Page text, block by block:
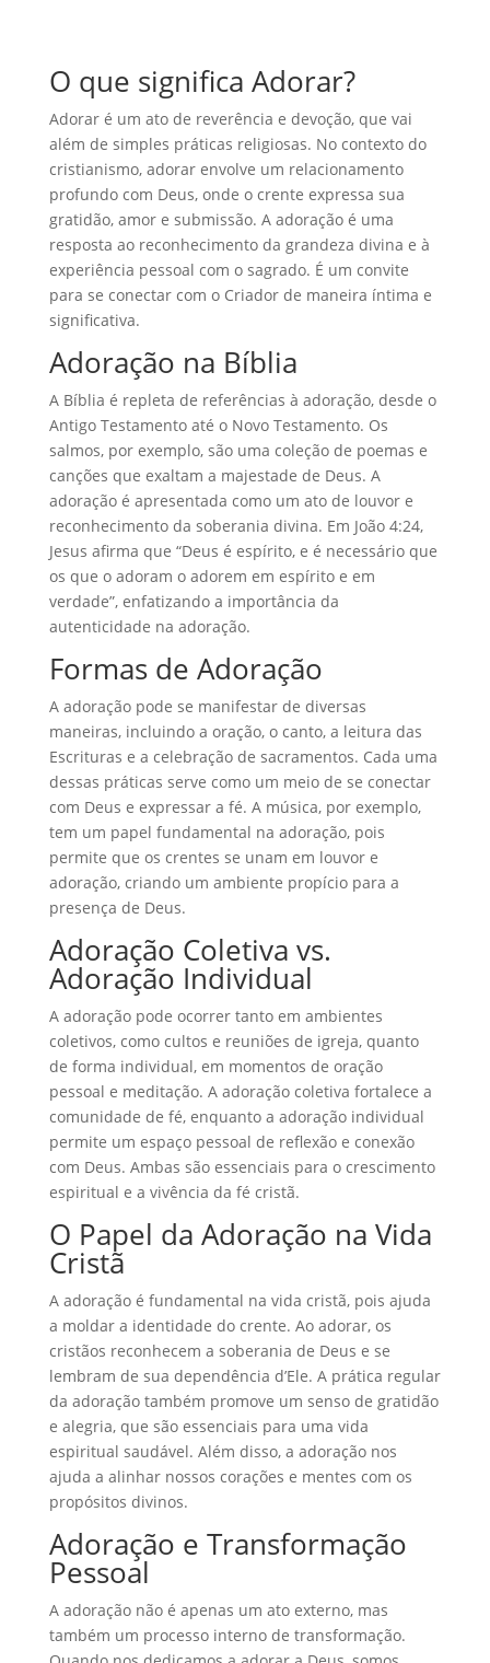
O que significa Adorar?
Adorar é um ato de reverência e devoção, que vai
além de simples práticas religiosas. No contexto do
cristianismo, adorar envolve um relacionamento
profundo com Deus, onde o crente expressa sua
gratidão, amor e submissão. A adoração é uma
resposta ao reconhecimento da grandeza divina e à
experiência pessoal com o sagrado. É um convite
para se conectar com o Criador de maneira íntima e
significativa.
Adoração na Bíblia
A Bíblia é repleta de referências à adoração, desde o
Antigo Testamento até o Novo Testamento. Os
salmos, por exemplo, são uma coleção de poemas e
canções que exaltam a majestade de Deus. A
adoração é apresentada como um ato de louvor e
reconhecimento da soberania divina. Em João 4:24,
Jesus afirma que “Deus é espírito, e é necessário que
os que o adoram o adorem em espírito e em
verdade”, enfatizando a importância da
autenticidade na adoração.
Formas de Adoração
A adoração pode se manifestar de diversas
maneiras, incluindo a oração, o canto, a leitura das
Escrituras e a celebração de sacramentos. Cada uma
dessas práticas serve como um meio de se conectar
com Deus e expressar a fé. A música, por exemplo,
tem um papel fundamental na adoração, pois
permite que os crentes se unam em louvor e
adoração, criando um ambiente propício para a
presença de Deus.
Adoração Coletiva vs.
Adoração Individual
A adoração pode ocorrer tanto em ambientes
coletivos, como cultos e reuniões de igreja, quanto
de forma individual, em momentos de oração
pessoal e meditação. A adoração coletiva fortalece a
comunidade de fé, enquanto a adoração individual
permite um espaço pessoal de reflexão e conexão
com Deus. Ambas são essenciais para o crescimento
espiritual e a vivência da fé cristã.
O Papel da Adoração na Vida
Cristã
A adoração é fundamental na vida cristã, pois ajuda
a moldar a identidade do crente. Ao adorar, os
cristãos reconhecem a soberania de Deus e se
lembram de sua dependência d’Ele. A prática regular
da adoração também promove um senso de gratidão
e alegria, que são essenciais para uma vida
espiritual saudável. Além disso, a adoração nos
ajuda a alinhar nossos corações e mentes com os
propósitos divinos.
Adoração e Transformação
Pessoal
A adoração não é apenas um ato externo, mas
também um processo interno de transformação.